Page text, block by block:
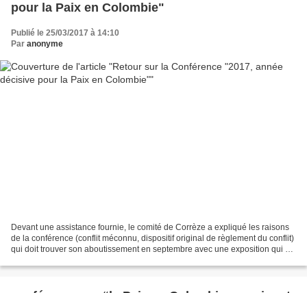
pour la Paix en Colombie"
Publié le 25/03/2017 à 14:10
Par anonyme
Devant une assistance fournie, le comité de Corrèze a expliqué les raisons
de la conférence (conflit méconnu, dispositif original de règlement du conflit)
qui doit trouver son aboutissement en septembre avec une exposition qui se